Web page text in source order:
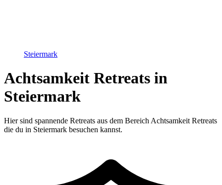
Steiermark
Achtsamkeit Retreats in
Steiermark
Hier sind spannende Retreats aus dem Bereich Achtsamkeit Retreats
die du in Steiermark besuchen kannst.